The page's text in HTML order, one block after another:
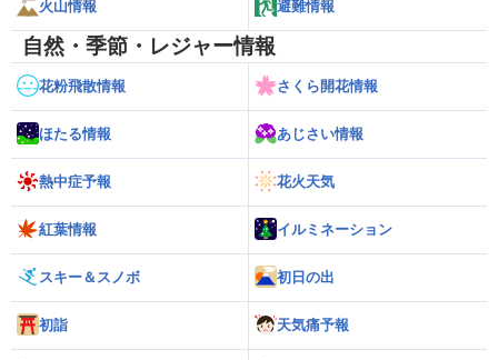
火山情報 避難情報
自然・季節・レジャー情報
花粉飛散情報 さくら開花情報
ほたる情報 あじさい情報
熱中症予報 花火天気
紅葉情報 イルミネーション
スキー＆スノボ 初日の出
初詣 天気痛予報